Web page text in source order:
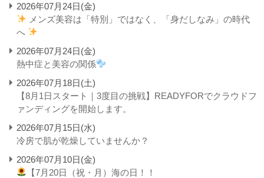
2026年07月24日(金)
メンズ美容は「特別」ではなく、「身だしなみ」の時代
へ
2026年07月24日(金)
熱中症と美容の関係
2026年07月18日(土)
【8月1日スタート｜3度目の挑戦】READYFORでクラウドフ
ァンディングを開始します。
2026年07月15日(水)
冷房で肌が乾燥していませんか？
2026年07月10日(金)
【7月20日（祝・月）海の日！！